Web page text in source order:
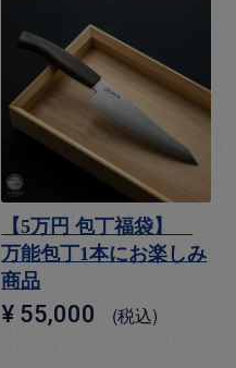
【5万円 包丁福袋】
万能包丁1本にお楽しみ
商品
¥ 55,000 税込